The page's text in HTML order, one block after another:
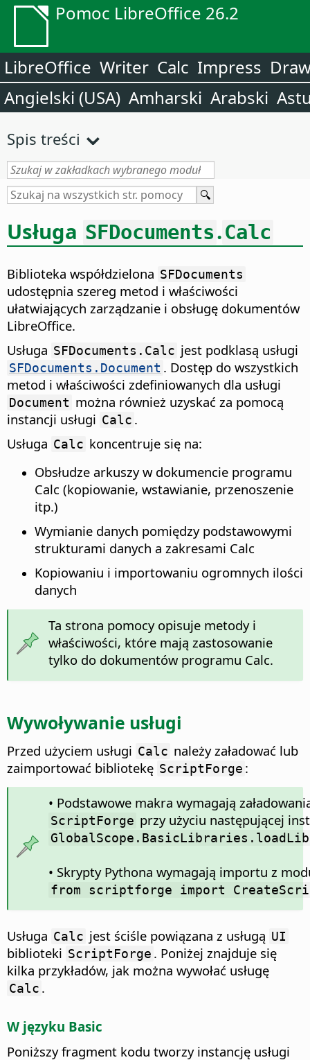
Pomoc LibreOffice 26.2
LibreOffice Writer Calc Impress
Angielski (USA) Amharski Arabski
Spis treści
Usługa SFDocuments.Calc
Biblioteka współdzielona SFDocuments
udostępnia szereg metod i właściwości
ułatwiających zarządzanie i obsługę dokumentów
LibreOffice.
Usługa SFDocuments.Calc jest podklasą usługi
SFDocuments.Document . Dostęp do wszystkich
metod i właściwości zdefiniowanych dla usługi
Document można również uzyskać za pomocą
instancji usługi Calc .
Usługa Calc koncentruje się na:
Obsłudze arkuszy w dokumencie programu
Calc (kopiowanie, wstawianie, przenoszenie
itp.)
Wymianie danych pomiędzy podstawowymi
strukturami danych a zakresami Calc
Kopiowaniu i importowaniu ogromnych ilości
danych
Ta strona pomocy opisuje metody i
właściwości, które mają zastosowanie
tylko do dokumentów programu Calc.
Wywoływanie usługi
Przed użyciem usługi Calc należy załadować lub
zaimportować bibliotekę ScriptForge :
• Podstawowe makra wymagają
ScriptForge przy użyciu następującej
• Skrypty Pythona wymagają importu z
from scriptforge import
Usługa Calc jest ściśle powiązana z usługą UI
biblioteki ScriptForge . Poniżej znajduje się
kilka przykładów, jak można wywołać usługę
Calc .
W języku Basic
Poniższy fragment kodu tworzy instancję usługi